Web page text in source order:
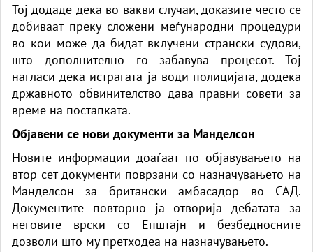
Тој додаде дека во вакви случаи, доказите често се
добиваат преку сложени меѓународни процедури
во кои може да бидат вклучени странски судови,
што дополнително го забавува процесот. Тој
нагласи дека истрагата ја води полицијата, додека
државното обвинителство дава правни совети за
време на постапката.
Објавени се нови документи за Манделсон
Новите информации доаѓаат по објавувањето на
втор сет документи поврзани со назначувањето на
Манделсон за британски амбасадор во САД.
Документите повторно ја отворија дебатата за
неговите врски со Епштајн и безбедносните
дозволи што му претходеа на назначувањето.